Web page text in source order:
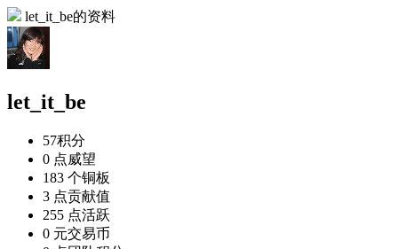
let_it_be的资料
let_it_be
57积分
0 点威望
183 个铜板
3 点贡献值
255 点活跃
0 元交易币